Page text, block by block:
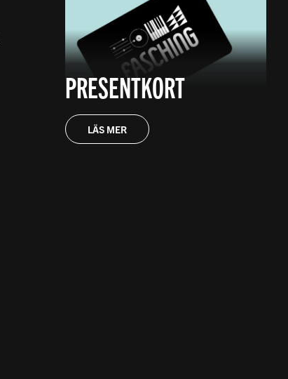
PRESENTKORT
LÄS MER